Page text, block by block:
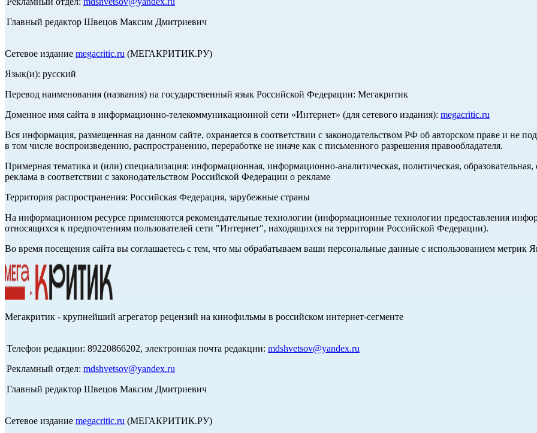
Главный редактор Швецов Максим Дмитриевич
Сетевое издание megacritic.ru (МЕГАКРИТИК.РУ)
Язык(и): русский
Перевод наименования (названия) на государственный язык Российской Федерации: Мегакритик
Доменное имя сайта в информационно-телекоммуникационной сети «Интернет» (для сетевого издания): megacritic.ru
Вся информация, размещенная на данном сайте, охраняется в соответствии с законодательством РФ об авторском праве и не
в том числе воспроизведению, распространению, переработке не иначе как с письменного разрешения правообладателя.
Примерная тематика и (или) специализация: информационная, информационно-аналитическая, политическая, образовательная,
реклама в соответствии с законодательством Российской Федерации о рекламе
Территория распространения: Российская Федерация, зарубежные страны
На информационном ресурсе применяются рекомендательные технологии (информационные технологии предоставления
относящихся к предпочтениям пользователей сети "Интернет", находящихся на территории Российской Федерации).
Во время посещения сайта вы соглашаетесь с тем, что мы обрабатываем ваши персональные данные с использованием метрик
Мегакритик - крупнейший агрегатор рецензий на кинофильмы в российском интернет-сегменте
Телефон редакции: 89220866202, электронная почта редакции: mdshvetsov@yandex.ru
Рекламный отдел: mdshvetsov@yandex.ru
Главный редактор Швецов Максим Дмитриевич
Сетевое издание megacritic.ru (МЕГАКРИТИК.РУ)